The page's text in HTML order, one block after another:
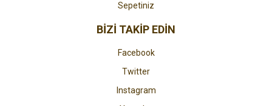
Sepetiniz
BİZİ TAKİP EDİN
Facebook
Twitter
Instagram